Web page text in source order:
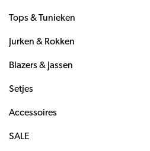
Tops & Tunieken
Jurken & Rokken
Blazers & Jassen
Setjes
Accessoires
SALE